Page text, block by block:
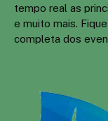
tempo real as
e muito mais.
completa dos